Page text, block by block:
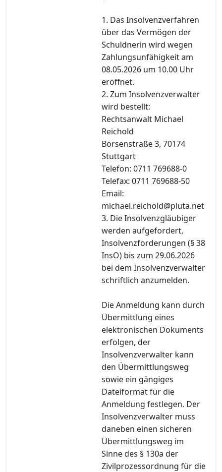
1. Das Insolvenzverfahren
über das Vermögen der
Schuldnerin wird wegen
Zahlungsunfähigkeit am
08.05.2026 um 10.00 Uhr
eröffnet.
2. Zum Insolvenzverwalter
wird bestellt:
Rechtsanwalt Michael
Reichold
Börsenstraße 3, 70174
Stuttgart
Telefon: 0711 769688-0
Telefax: 0711 769688-50
Email:
michael.reichold@pluta.net
3. Die Insolvenzgläubiger
werden aufgefordert,
Insolvenzforderungen (§ 38
InsO) bis zum 29.06.2026
bei dem Insolvenzverwalter
schriftlich anzumelden.
Die Anmeldung kann durch
Übermittlung eines
elektronischen Dokuments
erfolgen, der
Insolvenzverwalter kann
den Übermittlungsweg
sowie ein gängiges
Dateiformat für die
Anmeldung festlegen. Der
Insolvenzverwalter muss
daneben einen sicheren
Übermittlungsweg im
Sinne des § 130a der
Zivilprozessordnung für die